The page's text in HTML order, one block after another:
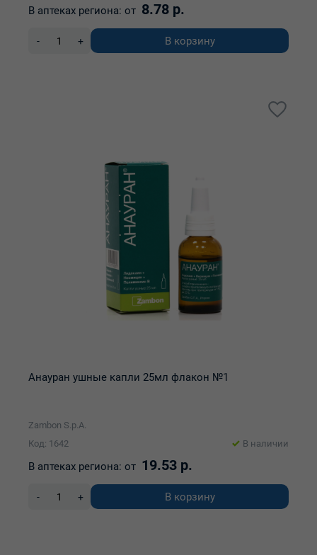
В аптеках региона: от 8.78 р.
- + В корзину
Анауран ушные капли 25мл флакон №1
Zambon S.p.A.
Код: 1642
В наличии
В аптеках региона: от 19.53 р.
- + В корзину